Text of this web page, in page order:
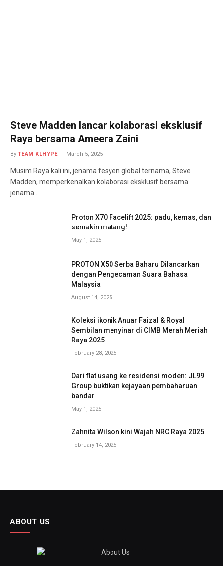
Steve Madden lancar kolaborasi eksklusif
Raya bersama Ameera Zaini
By TEAM KLHYPE March 5, 2025
Musim Raya kali ini, jenama fesyen global ternama, Steve
Madden, memperkenalkan kolaborasi eksklusif bersama
jenama…
Proton X70 Facelift 2025: padu, kemas, dan
semakin matang!
May 1, 2025
PROTON X50 Serba Baharu Dilancarkan
dengan Pengecaman Suara Bahasa
Malaysia
August 14, 2025
Koleksi ikonik Anuar Faizal & Royal
Sembilan menyinar di CIMB Merah Meriah
Raya 2025
February 28, 2025
Dari flat usang ke residensi moden: JL99
Group buktikan kejayaan pembaharuan
bandar
May 1, 2025
Zahnita Wilson kini Wajah NRC Raya 2025
February 14, 2025
ABOUT US